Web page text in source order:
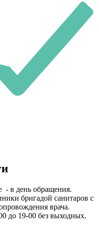
- в день обращения.
бригадой санитаров с
врача.
до 19-00 без выходных.